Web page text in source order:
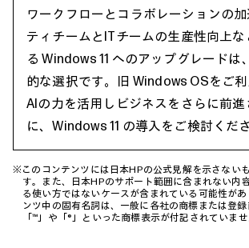
ワークフローとコラボレーションの加
ティチームとITチームの生産性向上な
る Windows 11 へのアップグレードは
的な選択です。旧 Windows OSをご利
AIの力を活用しビジネスをさらに前進
に、Windows 11 の導入をご検討くださ
※このコンテンツには日本HPの公式見解を示さない
す。また、日本HPのサポート範囲に含まれない内
る使い方ではないケースが含まれている可能性が
ンツ中の固有名詞は、一般に各社の商標または登
「™」や「®」といった商標表示が付記されていませ